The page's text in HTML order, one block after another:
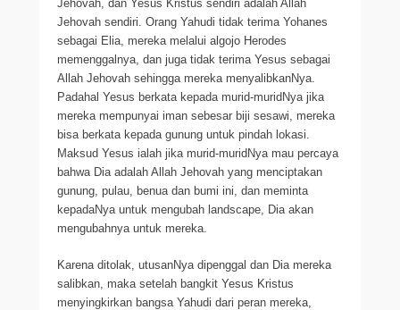
Jehovah, dan Yesus Kristus sendiri adalah Allah
Jehovah sendiri. Orang Yahudi tidak terima Yohanes
sebagai Elia, mereka melalui algojo Herodes
memenggalnya, dan juga tidak terima Yesus sebagai
Allah Jehovah sehingga mereka menyalibkanNya.
Padahal Yesus berkata kepada murid-muridNya jika
mereka mempunyai iman sebesar biji sesawi, mereka
bisa berkata kepada gunung untuk pindah lokasi.
Maksud Yesus ialah jika murid-muridNya mau percaya
bahwa Dia adalah Allah Jehovah yang menciptakan
gunung, pulau, benua dan bumi ini, dan meminta
kepadaNya untuk mengubah landscape, Dia akan
mengubahnya untuk mereka.
Karena ditolak, utusanNya dipenggal dan Dia mereka
salibkan, maka setelah bangkit Yesus Kristus
menyingkirkan bangsa Yahudi dari peran mereka,